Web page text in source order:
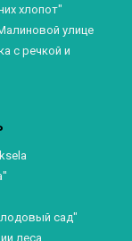
хлопот"
улице
с речкой и
сад"
леса